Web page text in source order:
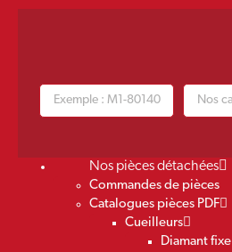
Nos pièces détachées
Commandes de pièces
Catalogues pièces PDF
Cueilleurs
Diamant fixe